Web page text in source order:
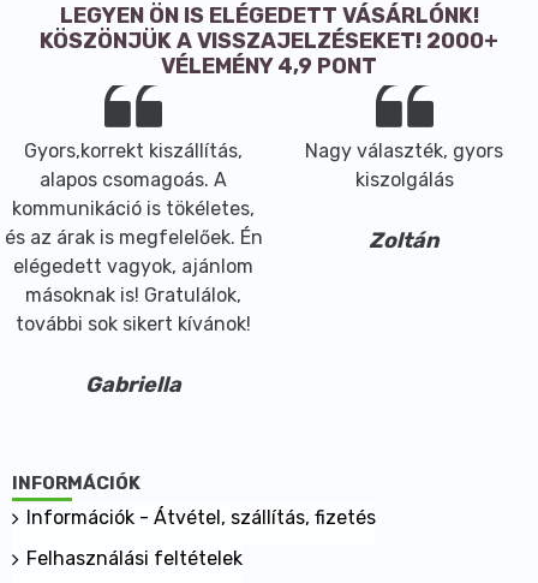
LEGYEN ÖN IS ELÉGEDETT VÁSÁRLÓNK!
KÖSZÖNJÜK A VISSZAJELZÉSEKET! 2000+
VÉLEMÉNY 4,9 PONT
Gyors,korrekt kiszállítás,
alapos csomagoás. A
kommunikáció is tökéletes,
és az árak is megfelelőek. Én
elégedett vagyok, ajánlom
másoknak is! Gratulálok,
további sok sikert kívánok!
Gabriella
Nagy választék, gyors
kiszolgálás
Zoltán
INFORMÁCIÓK
Információk - Átvétel, szállítás, fizetés
Felhasználási feltételek